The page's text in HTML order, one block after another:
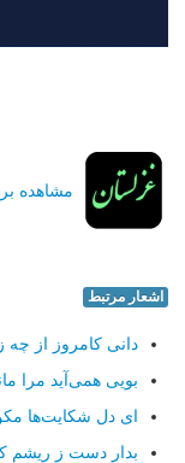
مشاهده
اشعار مرتبط
دانی كامروز از چه
بویی همی‌آید مرا
ای دل شكایت‌ها
بدار دست ز ریشم